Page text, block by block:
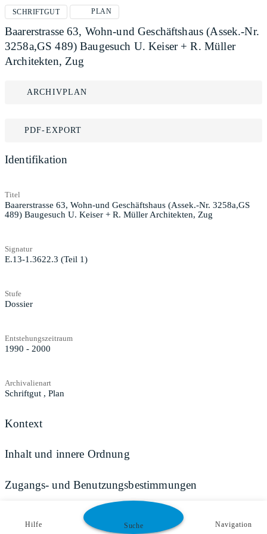
SCHRIFTGUT PLAN
Baarerstrasse 63, Wohn-und Geschäftshaus (Assek.-Nr.
3258a,GS 489) Baugesuch U. Keiser + R. Müller
Architekten, Zug
ARCHIVPLAN
PDF-EXPORT
Identifikation
Titel
Baarerstrasse 63, Wohn-und Geschäftshaus (Assek.-Nr. 3258a,GS
489) Baugesuch U. Keiser + R. Müller Architekten, Zug
Signatur
E.13-1.3622.3 (Teil 1)
Stufe
Dossier
Entstehungszeitraum
1990 - 2000
Archivalienart
Schriftgut , Plan
Kontext
Inhalt und innere Ordnung
Zugangs- und Benutzungsbestimmungen
Hilfe Suche Navigation